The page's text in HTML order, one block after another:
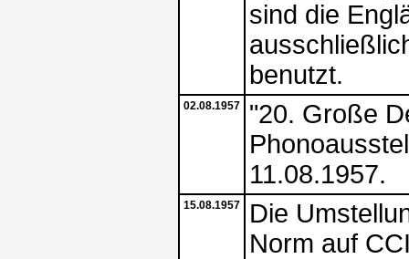
sind die
benutzt.
02.08.1957
"20. Große
11.08.1957.
15.08.1957
Die
Norm auf